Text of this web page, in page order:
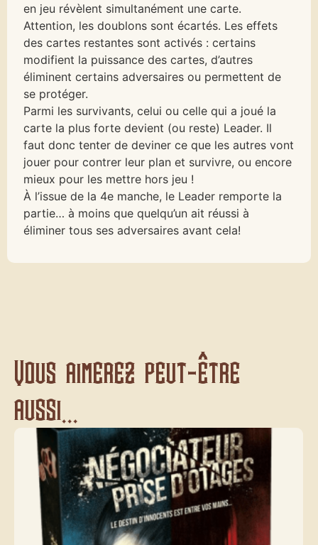
en jeu révèlent simultanément une carte.
Attention, les doublons sont écartés. Les effets
des cartes restantes sont activés : certains
modifient la puissance des cartes, d’autres
éliminent certains adversaires ou permettent de
se protéger.
Parmi les survivants, celui ou celle qui a joué la
carte la plus forte devient (ou reste) Leader. Il
faut donc tenter de deviner ce que les autres vont
jouer pour contrer leur plan et survivre, ou encore
mieux pour les mettre hors jeu !
À l’issue de la 4e manche, le Leader remporte la
partie… à moins que quelqu’un ait réussi à
éliminer tous ses adversaires avant cela!
Vous aimerez peut-être
aussi...